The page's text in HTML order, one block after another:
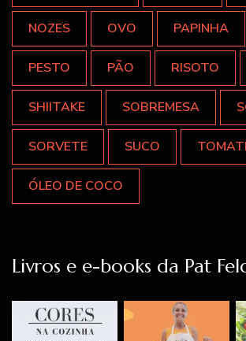
NOZES OVO PAPINHA
PESTO PÃO RISOTO
SHIITAKE SOBREMESA
SORVETE SUCO
ÓLEO DE COCO
Livros e e-books da Pat